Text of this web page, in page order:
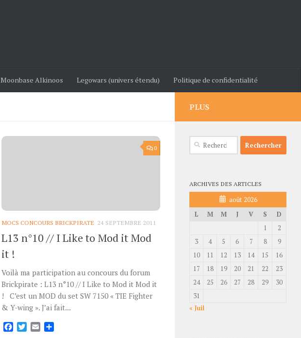
Moonbase Alkinoos Legowars (univers étendu) Politique de confidentialité
0
MOCS CONCOURS BRICKPIRATE 24 SEPTEMBRE 2011
L13 n°10 // I Like to Mod it Mod
it !
Voilà ma participation au concours du forum
Brickpirate : L13 n°10 // I Like to Mod it Mod it
! C’est un MOD du set SW 7150 « TIE Fighter
& Y-wing ». J’ai fait...
FacebookTwitter
Email
PLUS
Rechercher :
ARCHIVES DES ARTICLES
août 2026
L
M M J V S
D
1
2
3
4 5 6 7 8
9
10
11 12 13 14 15
16
17
18 19 20 21 22
23
24
25 26 27 28 29
30
31
« Juil